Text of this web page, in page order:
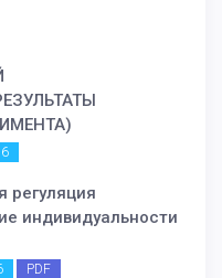
регуляция
индивидуальности
PDF